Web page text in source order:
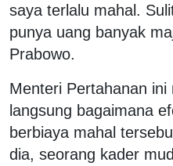
saya terlalu mahal.
punya uang banyak
Prabowo.
Menteri Pertahanan ini
langsung bagaimana
berbiaya mahal
dia, seorang kader